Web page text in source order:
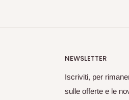
NEWSLETTER
Iscriviti, per
sulle offerte e le